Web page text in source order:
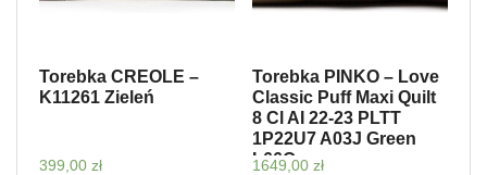
Torebka CREOLE –
K11261 Zieleń
399,00 zł
Torebka PINKO – Love
Classic Puff Maxi Quilt
8 Cl AI 22-23 PLTT
1P22U7 A03J Green
L66Q
1649,00 zł